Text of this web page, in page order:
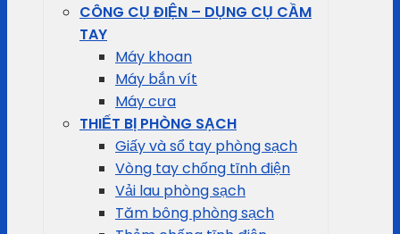
CÔNG CỤ ĐIỆN – DỤNG CỤ CẦM
TAY
Máy khoan
Máy bắn vít
Máy cưa
THIẾT BỊ PHÒNG SẠCH
Giấy và sổ tay phòng sạch
Vòng tay chống tĩnh điện
Vải lau phòng sạch
Tăm bông phòng sạch